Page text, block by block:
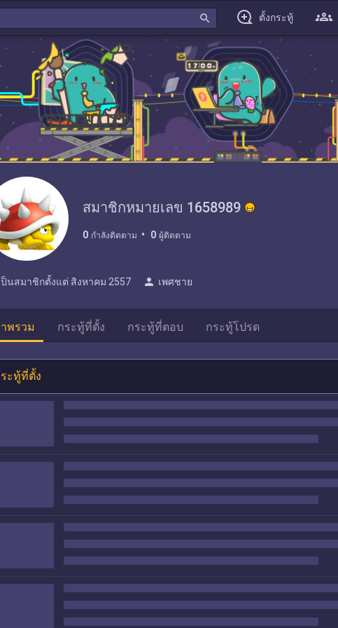
search ตั้งกระทู้
สมาชิกหมายเลข 1658989
0 กำลังติดตาม 0 ผู้ติดตาม
ป็นสมาชิกตั้งแต่ สิงหาคม 2557 person เพศชาย
พรวม กระทู้ที่ตั้ง กระทู้ที่ตอบ กระทู้โปรด
ะทู้ที่ตั้ง